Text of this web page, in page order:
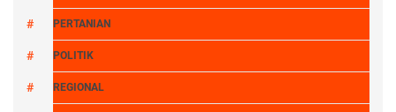
PERTANIAN
POLITIK
REGIONAL